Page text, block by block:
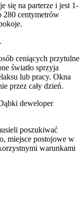
się na parterze i jest 1-
280 centymetrów
.
ceniących przytulne
światło sprzyja
lub pracy. Okna
przez cały dzień.
deweloper
poszukiwać
miejsce postojowe w
warunkami